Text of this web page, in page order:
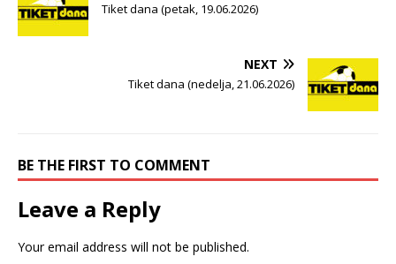
Tiket dana (petak, 19.06.2026)
NEXT
Tiket dana (nedelja, 21.06.2026)
BE THE FIRST TO COMMENT
Leave a Reply
Your email address will not be published.